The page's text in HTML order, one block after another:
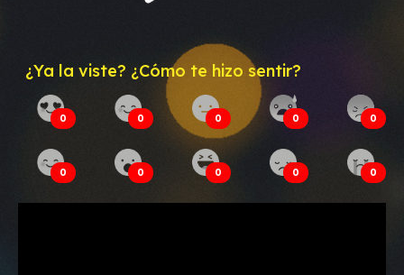
¿Ya la viste? ¿Cómo te hizo sentir?
0 0 0 0 0
0 0 0 0 0